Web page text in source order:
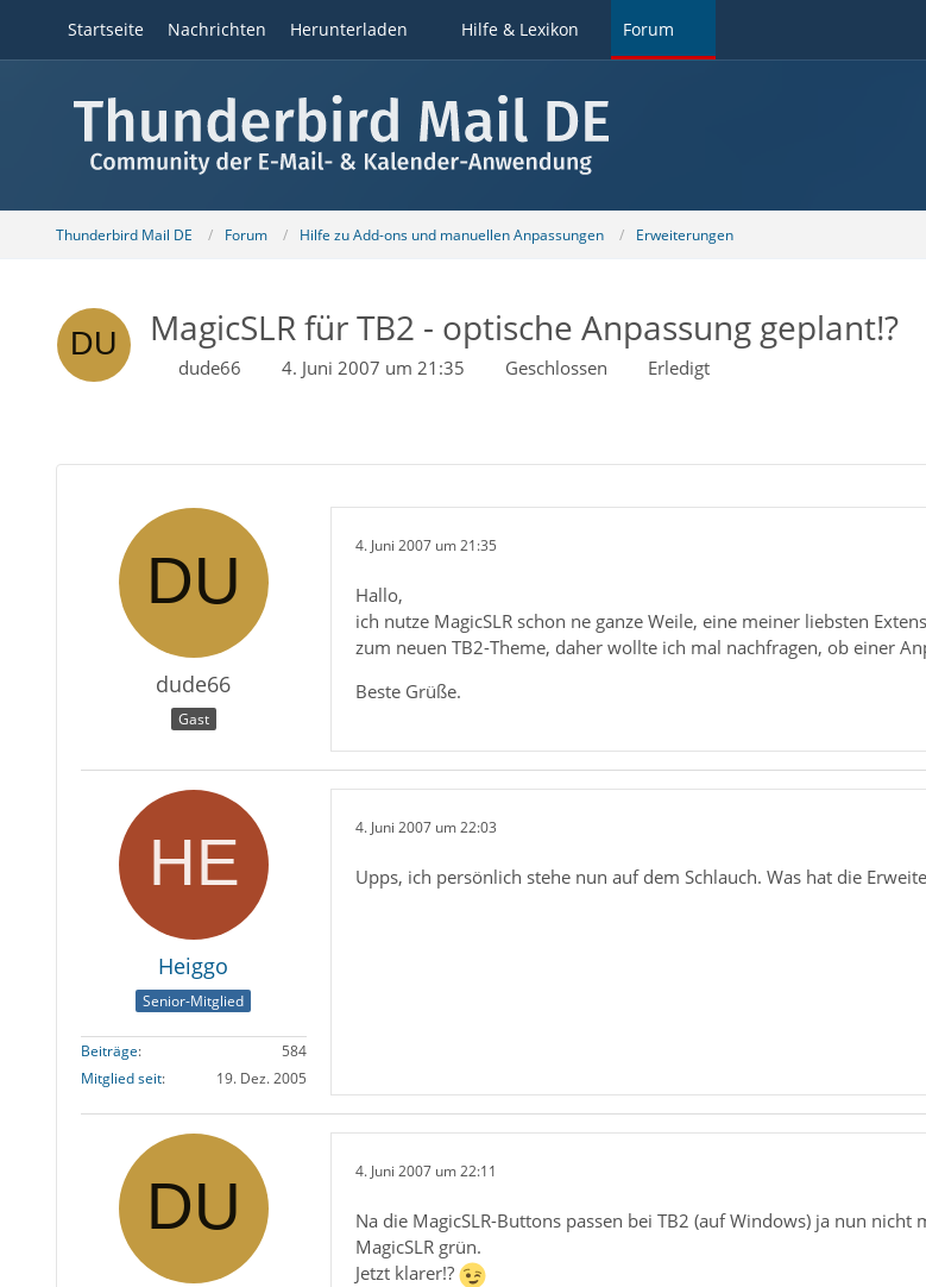
Startseite Nachrichten Herunterladen Hilfe & Lexikon Forum
Thunderbird Mail DE Forum Hilfe zu Add-ons und manuellen Anpassungen Erweiterungen
MagicSLR für TB2 - optische Anpassung geplant!?
dude66 4. Juni 2007 um 21:35 Geschlossen Erledigt
dude66
Gast
4. Juni 2007 um 21:35
Hallo,
ich nutze MagicSLR schon ne ganze Weile, eine meiner liebsten
zum neuen TB2-Theme, daher wollte ich mal nachfragen, ob einer
Beste Grüße.
Heiggo
Senior-Mitglied
Beiträge
584
Mitglied seit
19. Dez. 2005
4. Juni 2007 um 22:03
Upps, ich persönlich stehe nun auf dem Schlauch. Was hat die
4. Juni 2007 um 22:11
Na die MagicSLR-Buttons passen bei TB2 (auf Windows) ja nun
MagicSLR grün.
Jetzt klarer!?